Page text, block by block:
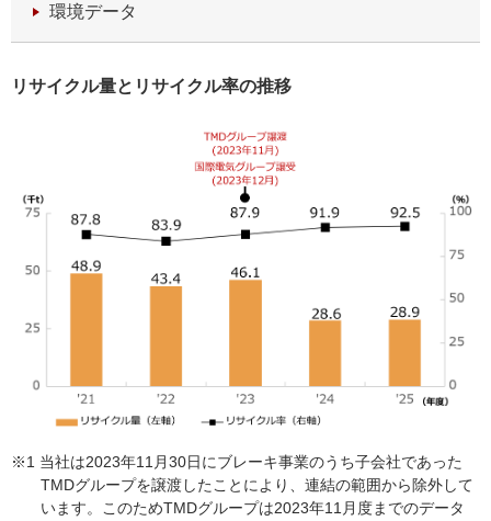
環境データ
リサイクル量とリサイクル率の推移
※1 当社は2023年11月30日にブレーキ事業のうち子会社であった
TMDグループを譲渡したことにより、連結の範囲から除外して
います。このためTMDグループは2023年11月度までのデータ